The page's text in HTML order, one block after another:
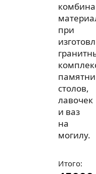
при
столов,
лавочек
и ваз
на
могилу.
Итого: